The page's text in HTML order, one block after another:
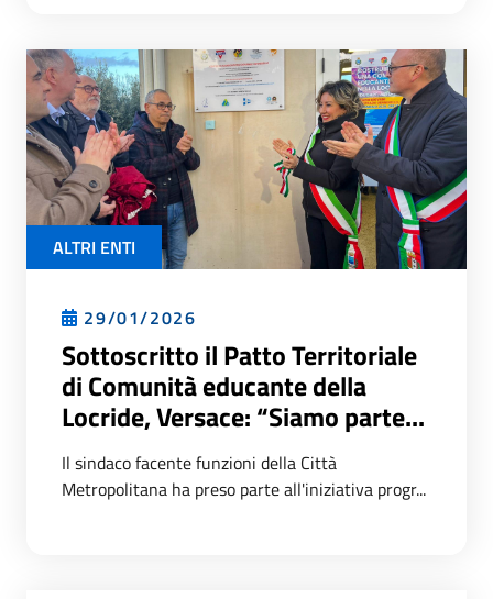
ALTRI ENTI
29/01/2026
Sottoscritto il Patto Territoriale
di Comunità educante della
Locride, Versace: “Siamo parte...
Il sindaco facente funzioni della Città
Metropolitana ha preso parte all'iniziativa progr...